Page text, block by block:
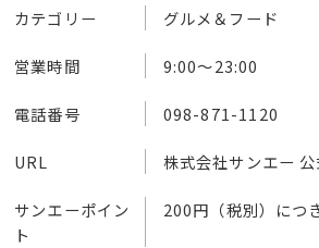
カテゴリー グルメ＆フード
営業時間 9:00～23:00
電話番号 098-871-1120
URL 株式会社サンエー
サンエーポイン
ト
200円（税別）につ